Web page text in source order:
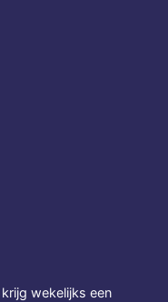
wekelijks een